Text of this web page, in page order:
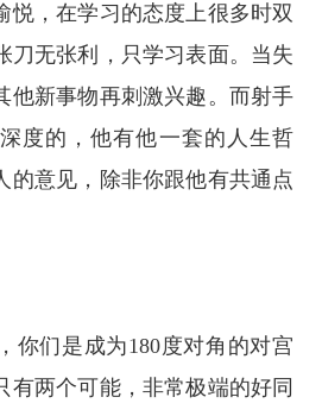
悦，在学习的态度上很多时双
刀无张利，只学习表面。当失
他新事物再刺激兴趣。而射手
度的，他有他一套的人生哲
的意见，除非你跟他有共通点
们是成为180度对角的对宫
有两个可能，非常极端的好同